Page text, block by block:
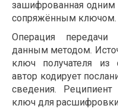
зашифрованная одним
сопряжённым ключом.
Операция передачи
данным методом.
ключ получателя из
автор кодирует
сведения.
ключ для